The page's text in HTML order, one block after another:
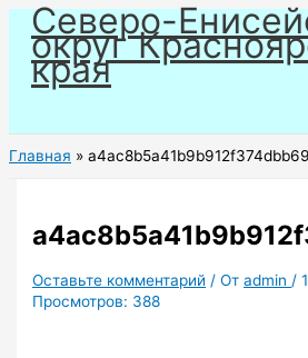
Перейти
содержимому
Северо-
округ
края
Главная
Оставьте комментарий / Отadmin /
Просмотров: 388